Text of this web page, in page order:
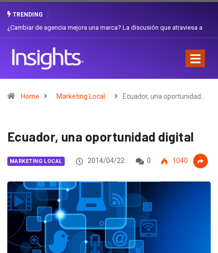
TRENDING
Gabriela Herrera y el arte de cambiarse el sombrero en Corporación
Home Marketing Local Ecuador, una oportunidad…
Ecuador, una oportunidad digital
MARKETING LOCAL 2014/04/22 0 1040